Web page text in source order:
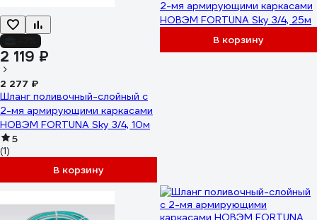
2 119 ₽
2 277 ₽
Шланг поливочный-слойный с
2-мя армирующими каркасами
НОВЭМ FORTUNA Sky 3/4, 10м
5
(1)
В корзину
2-мя армирующими каркасами
НОВЭМ FORTUNA Sky 3/4, 25м
В корзину